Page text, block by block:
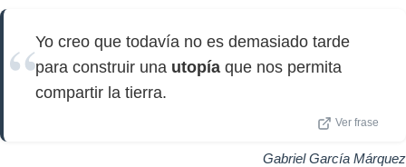
Yo creo que todavía no es demasiado tarde
para construir una utopía que nos permita
compartir la tierra.
Ver frase
Gabriel García Márquez